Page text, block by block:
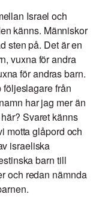
Israel och
känns. Människor
sten på. Det är en
vuxna för andra
för andras barn.
följeslagare från
har jag mer än
Svaret känns
motta glåpord och
israeliska
barn till
och redan nämnda